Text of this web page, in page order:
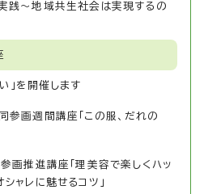
践～地域共生社会は実現するの
」を開催します
画週間講座「この服、だれの
参画推進講座「理美容で楽しくハッ
ャレに魅せるコツ」